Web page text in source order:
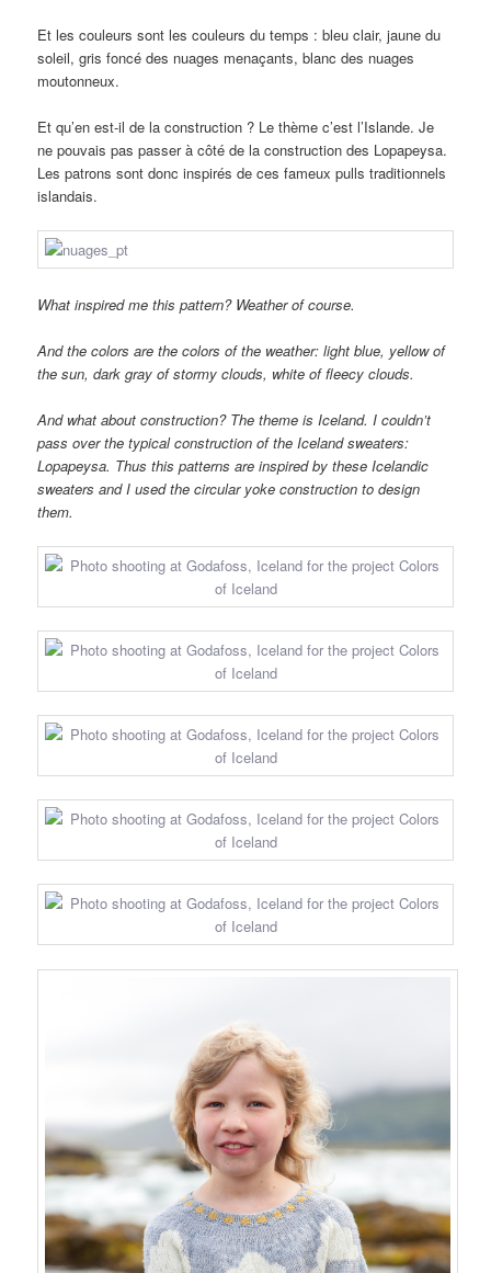
Et les couleurs sont les couleurs du temps : bleu clair, jaune du
soleil, gris foncé des nuages menaçants, blanc des nuages
moutonneux.
Et qu’en est-il de la construction ? Le thème c’est l’Islande. Je
ne pouvais pas passer à côté de la construction des Lopapeysa.
Les patrons sont donc inspirés de ces fameux pulls traditionnels
islandais.
What inspired me this pattern? Weather of course.
And the colors are the colors of the weather: light blue, yellow of
the sun, dark gray of stormy clouds, white of fleecy clouds.
And what about construction? The theme is Iceland. I couldn’t
pass over the typical construction of the Iceland sweaters:
Lopapeysa. Thus this patterns are inspired by these Icelandic
sweaters and I used the circular yoke construction to design
them.